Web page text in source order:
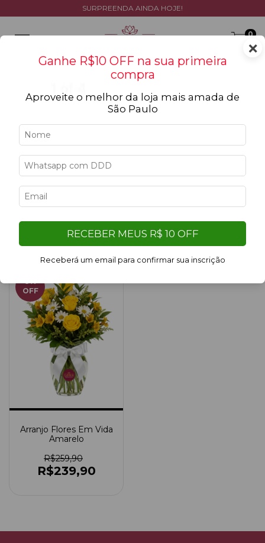
SURPREENDA AINDA HOJE!
0
Ocasiões
Filtrar
Filtro aplicado:
8%
OFF
Arranjo Flores Em Vida
Amarelo
R$259,90
R$239,90
×
Ganhe R$10 OFF na sua primeira
compra
Aproveite o melhor da loja mais amada de
São Paulo
RECEBER MEUS R$ 10 OFF
Receberá um email para confirmar sua inscrição